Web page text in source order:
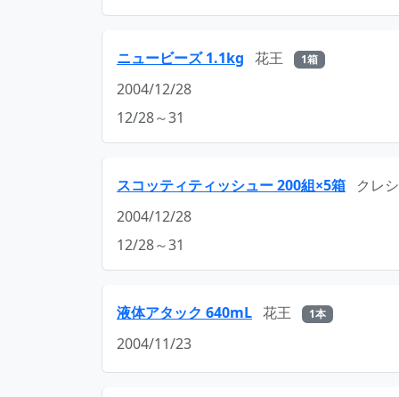
ニュービーズ 1.1kg 花王 1箱
2004/12/28
12/28～31
スコッティティッシュー 200組×5箱 クレ
2004/12/28
12/28～31
液体アタック 640mL 花王 1本
2004/11/23